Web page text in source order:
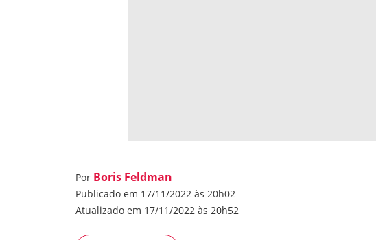
Por Boris Feldman
Publicado em 17/11/2022 às 20h02
Atualizado em 17/11/2022 às 20h52